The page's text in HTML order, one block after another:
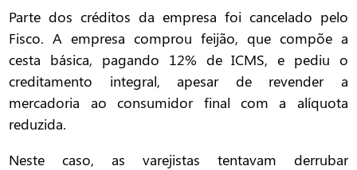
Parte dos créditos da empresa foi cancelado pelo
Fisco. A empresa comprou feijão, que compõe a
cesta básica, pagando 12% de ICMS, e pediu o
creditamento integral, apesar de revender a
mercadoria ao consumidor final com a alíquota
reduzida.
Neste caso, as varejistas tentavam derrubar